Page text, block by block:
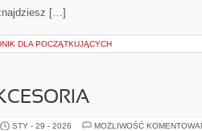
[…]
DLA POCZĄTKUJĄCYCH
STY - 29 - 2026 MOŻLIWOŚĆ